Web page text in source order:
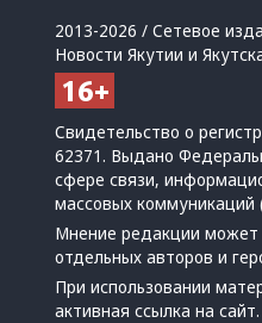
2013-2026 / Сетевое
Новости Якутии и
Свидетельство о
62371. Выдано
сфере связи,
массовых коммуникаций
Мнение редакции может
отдельных авторов и
При использовании
активная ссылка на сайт.